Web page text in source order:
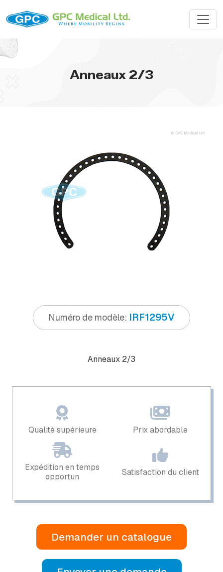
Anneaux 2/3
Numéro de modèle: IRF1295V
Anneaux 2/3
Qualité supérieure Prix ​​abordable
Expédition en temps
opportun
Satisfaction du client
Demander un catalogue